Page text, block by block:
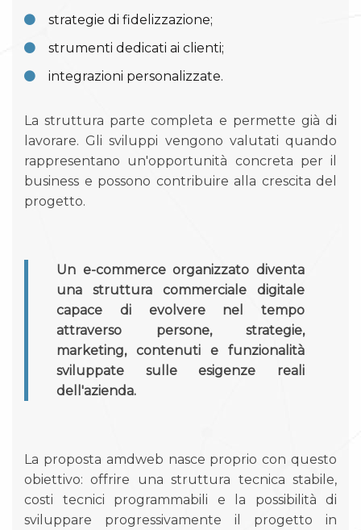
strategie di fidelizzazione;
strumenti dedicati ai clienti;
integrazioni personalizzate.
La struttura parte completa e permette già di
lavorare. Gli sviluppi vengono valutati quando
rappresentano un'opportunità concreta per il
business e possono contribuire alla crescita del
progetto.
Un e-commerce organizzato diventa
una struttura commerciale digitale
capace di evolvere nel tempo
attraverso persone, strategie,
marketing, contenuti e funzionalità
sviluppate sulle esigenze reali
dell'azienda.
La proposta amdweb nasce proprio con questo
obiettivo: offrire una struttura tecnica stabile,
costi tecnici programmabili e la possibilità di
sviluppare progressivamente il progetto in